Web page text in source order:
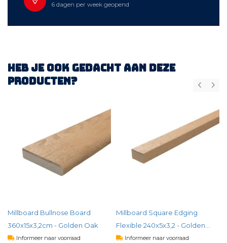
6 dagen per week geopend
Heb je ook gedacht aan deze
producten?
Millboard Bullnose Board
360x15x3,2cm - Golden Oak
Informeer naar voorraad
Millboard Square Edging
Flexible 240x5x3,2 - Golden
OakInformeer naar voorraad